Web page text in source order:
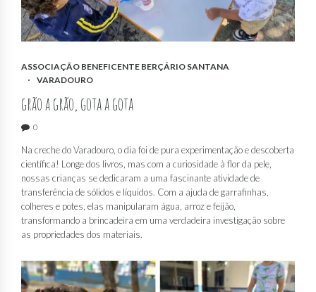
ASSOCIAÇÃO BENEFICENTE BERÇÁRIO SANTANA
VARADOURO
grão a grão, gota a gota
0
Na creche do Varadouro, o dia foi de pura experimentação e descoberta
científica! Longe dos livros, mas com a curiosidade à flor da pele,
nossas crianças se dedicaram a uma fascinante atividade de
transferência de sólidos e líquidos. Com a ajuda de garrafinhas,
colheres e potes, elas manipularam água, arroz e feijão,
transformando a brincadeira em uma verdadeira investigação sobre
as propriedades dos materiais.